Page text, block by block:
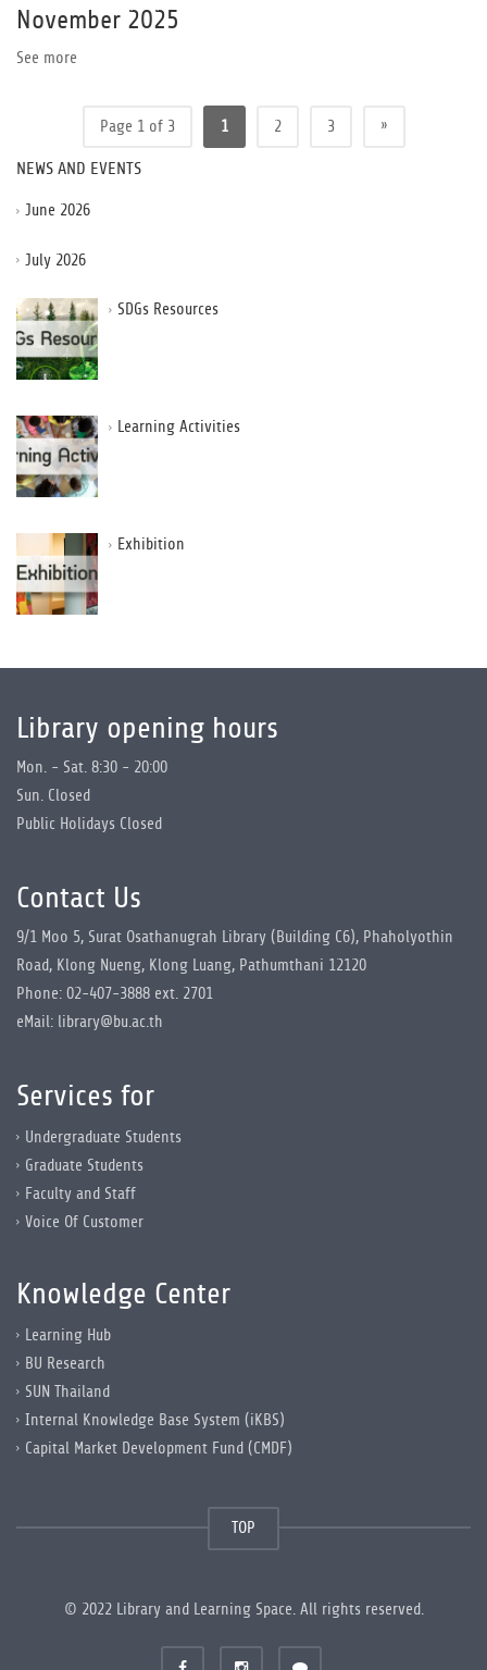
November 2025
See more
Page 1 of 3 1 2 3 »
NEWS AND EVENTS
June 2026
July 2026
SDGs Resources
Learning Activities
Exhibition
Library opening hours
Mon. - Sat. 8:30 - 20:00
Sun. Closed
Public Holidays Closed
Contact Us
9/1 Moo 5, Surat Osathanugrah Library (Building C6), Phaholyothin
Road, Klong Nueng, Klong Luang, Pathumthani 12120
Phone: 02-407-3888 ext. 2701
eMail: library@bu.ac.th
Services for
Undergraduate Students
Graduate Students
Faculty and Staff
Voice Of Customer
Knowledge Center
Learning Hub
BU Research
SUN Thailand
Internal Knowledge Base System (iKBS)
Capital Market Development Fund (CMDF)
TOP
© 2022 Library and Learning Space. All rights reserved.